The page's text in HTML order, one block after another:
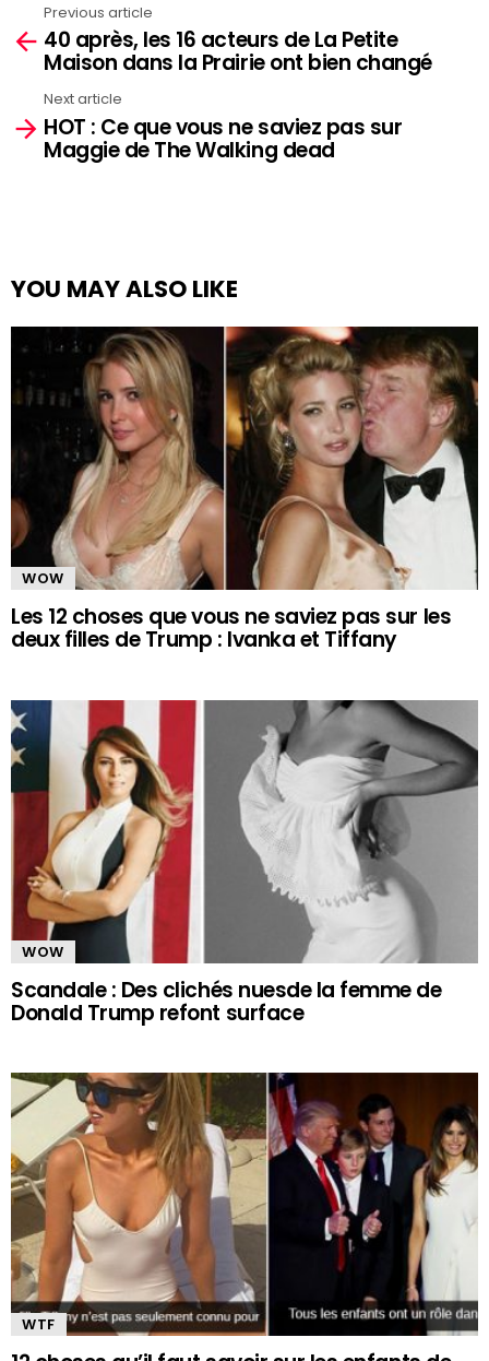
See
more
Previous article
40 après, les 16 acteurs de La Petite
Maison dans la Prairie ont bien changé
Next article
HOT : Ce que vous ne saviez pas sur
Maggie de The Walking dead
YOU MAY ALSO LIKE
WOW
Les 12 choses que vous ne saviez pas sur les
deux filles de Trump : Ivanka et Tiffany
WOW
Scandale : Des clichés nuesde la femme de
Donald Trump refont surface
WTF